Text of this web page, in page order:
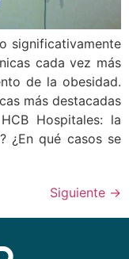
significativamente
cada vez más
de la obesidad.
más destacadas
Hospitales: la
¿En qué casos se
Siguiente →